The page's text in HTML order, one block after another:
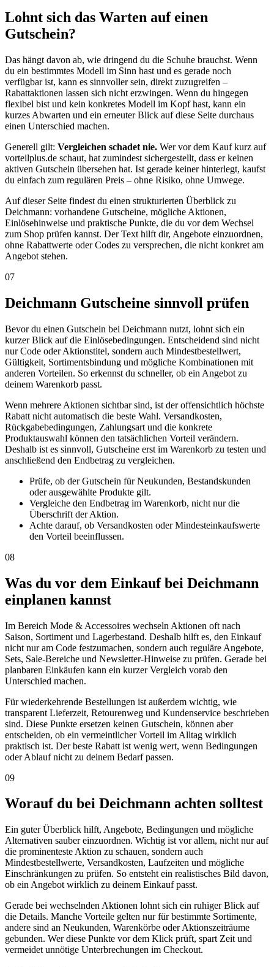
Lohnt sich das Warten auf einen
Gutschein?
Das hängt davon ab, wie dringend du die Schuhe brauchst. Wenn
du ein bestimmtes Modell im Sinn hast und es gerade noch
verfügbar ist, kann es sinnvoller sein, direkt zuzugreifen –
Rabattaktionen lassen sich nicht erzwingen. Wenn du hingegen
flexibel bist und kein konkretes Modell im Kopf hast, kann ein
kurzes Abwarten und ein erneuter Blick auf diese Seite durchaus
einen Unterschied machen.
Generell gilt: Vergleichen schadet nie. Wer vor dem Kauf kurz auf
vorteilplus.de schaut, hat zumindest sichergestellt, dass er keinen
aktiven Gutschein übersehen hat. Ist gerade keiner hinterlegt, kaufst
du einfach zum regulären Preis – ohne Risiko, ohne Umwege.
Auf dieser Seite findest du einen strukturierten Überblick zu
Deichmann: vorhandene Gutscheine, mögliche Aktionen,
Einlösehinweise und praktische Punkte, die du vor dem Wechsel
zum Shop prüfen kannst. Der Text hilft dir, Angebote einzuordnen,
ohne Rabattwerte oder Codes zu versprechen, die nicht konkret am
Angebot stehen.
07
Deichmann Gutscheine sinnvoll prüfen
Bevor du einen Gutschein bei Deichmann nutzt, lohnt sich ein
kurzer Blick auf die Einlösebedingungen. Entscheidend sind nicht
nur Code oder Aktionstitel, sondern auch Mindestbestellwert,
Gültigkeit, Sortimentsbindung und mögliche Kombinationen mit
anderen Vorteilen. So erkennst du schneller, ob ein Angebot zu
deinem Warenkorb passt.
Wenn mehrere Aktionen sichtbar sind, ist der offensichtlich höchste
Rabatt nicht automatisch die beste Wahl. Versandkosten,
Rückgabebedingungen, Zahlungsart und die konkrete
Produktauswahl können den tatsächlichen Vorteil verändern.
Deshalb ist es sinnvoll, Gutscheine erst im Warenkorb zu testen und
anschließend den Endbetrag zu vergleichen.
Prüfe, ob der Gutschein für Neukunden, Bestandskunden
oder ausgewählte Produkte gilt.
Vergleiche den Endbetrag im Warenkorb, nicht nur die
Überschrift der Aktion.
Achte darauf, ob Versandkosten oder Mindesteinkaufswerte
den Vorteil beeinflussen.
08
Was du vor dem Einkauf bei Deichmann
einplanen kannst
Im Bereich Mode & Accessoires wechseln Aktionen oft nach
Saison, Sortiment und Lagerbestand. Deshalb hilft es, den Einkauf
nicht nur am Code festzumachen, sondern auch reguläre Angebote,
Sets, Sale-Bereiche und Newsletter-Hinweise zu prüfen. Gerade bei
planbaren Einkäufen kann ein kurzer Vergleich vorab den
Unterschied machen.
Für wiederkehrende Bestellungen ist außerdem wichtig, wie
transparent Lieferzeit, Retourenweg und Kundenservice beschrieben
sind. Diese Punkte ersetzen keinen Gutschein, können aber
entscheiden, ob ein vermeintlicher Vorteil im Alltag wirklich
praktisch ist. Der beste Rabatt ist wenig wert, wenn Bedingungen
oder Ablauf nicht zu deinem Bedarf passen.
09
Worauf du bei Deichmann achten solltest
Ein guter Überblick hilft, Angebote, Bedingungen und mögliche
Alternativen sauber einzuordnen. Wichtig ist vor allem, nicht nur auf
die prominenteste Aktion zu schauen, sondern auch
Mindestbestellwerte, Versandkosten, Laufzeiten und mögliche
Einschränkungen zu prüfen. So entsteht ein realistisches Bild davon,
ob ein Angebot wirklich zu deinem Einkauf passt.
Gerade bei wechselnden Aktionen lohnt sich ein ruhiger Blick auf
die Details. Manche Vorteile gelten nur für bestimmte Sortimente,
andere sind an Neukunden, Warenkörbe oder Aktionszeiträume
gebunden. Wer diese Punkte vor dem Klick prüft, spart Zeit und
vermeidet unnötige Unterbrechungen im Checkout.